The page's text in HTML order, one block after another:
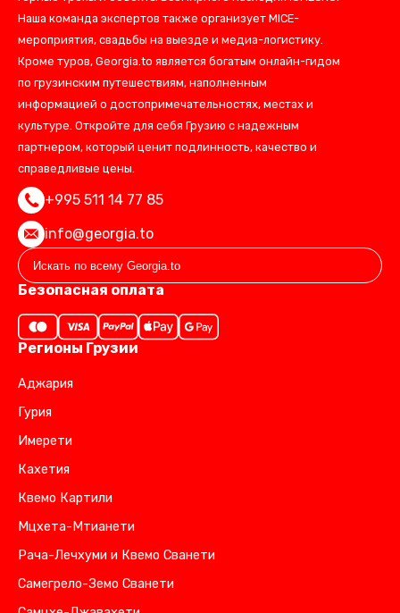
Наша команда экспертов также организует MICE-
мероприятия, свадьбы на выезде и медиа-логистику.
Кроме туров, Georgia.to является богатым онлайн-гидом
по грузинским путешествиям, наполненным
информацией о достопримечательностях, местах и
культуре. Откройте для себя Грузию с надежным
партнером, который ценит подлинность, качество и
справедливые цены.
+995 511 14 77 85
info@georgia.to
Безопасная оплата
Регионы Грузии
Аджария
Гурия
Имерети
Кахетия
Квемо Картили
Мцхета-Мтианети
Рача-Лечхуми и Квемо Сванети
Самегрело-Земо Сванети